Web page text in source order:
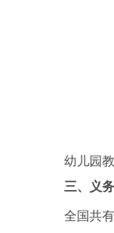
幼儿园教职
三、义
全国共有义